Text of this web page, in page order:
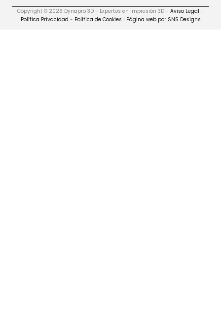
Copyright © 2026 Dynapro 3D - Expertos en Impresión 3D - Aviso Legal -
Política Privacidad - Política de Cookies | Página web por SNS Designs